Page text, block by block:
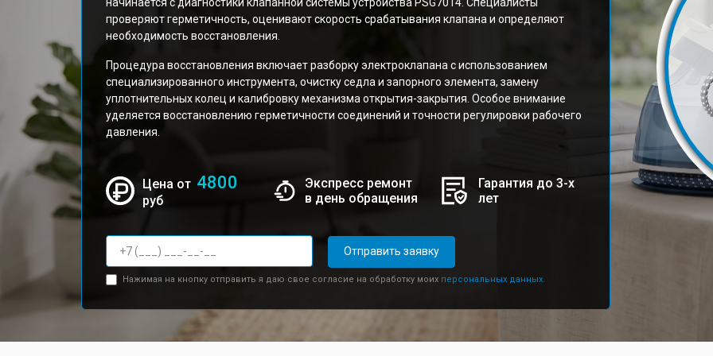
проверяют герметичность, оценивают скорость срабатывания клапана и определяют
необходимость восстановления.
Процедура восстановления включает разборку электроклапана с использованием
специализированного инструмента, очистку седла и запорного элемента, замену
уплотнительных колец и калибровку механизма открытия-закрытия. Особое внимание
уделяется восстановлению герметичности соединений и точности регулировки рабочего
давления.
Цена от 4800
руб
Экспресс ремонт
в день обращения
Гарантия до 3-х
лет
Отправить заявку
Нажимая на кнопку отправить я даю свое согласие на обработку моих персональных данных.